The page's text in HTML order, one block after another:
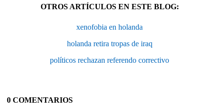
OTROS ARTÍCULOS EN ESTE BLOG:
xenofobia en holanda
holanda retira tropas de iraq
políticos rechazan referendo correctivo
0 COMENTARIOS